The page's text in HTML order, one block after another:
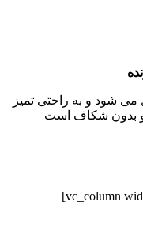
شود و به راحتی تمیز
بدون شکاف است
[/vc_column_text][/vc_column][vc_column width=”1/3″]